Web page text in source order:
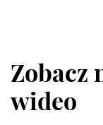
Zobacz
wideo